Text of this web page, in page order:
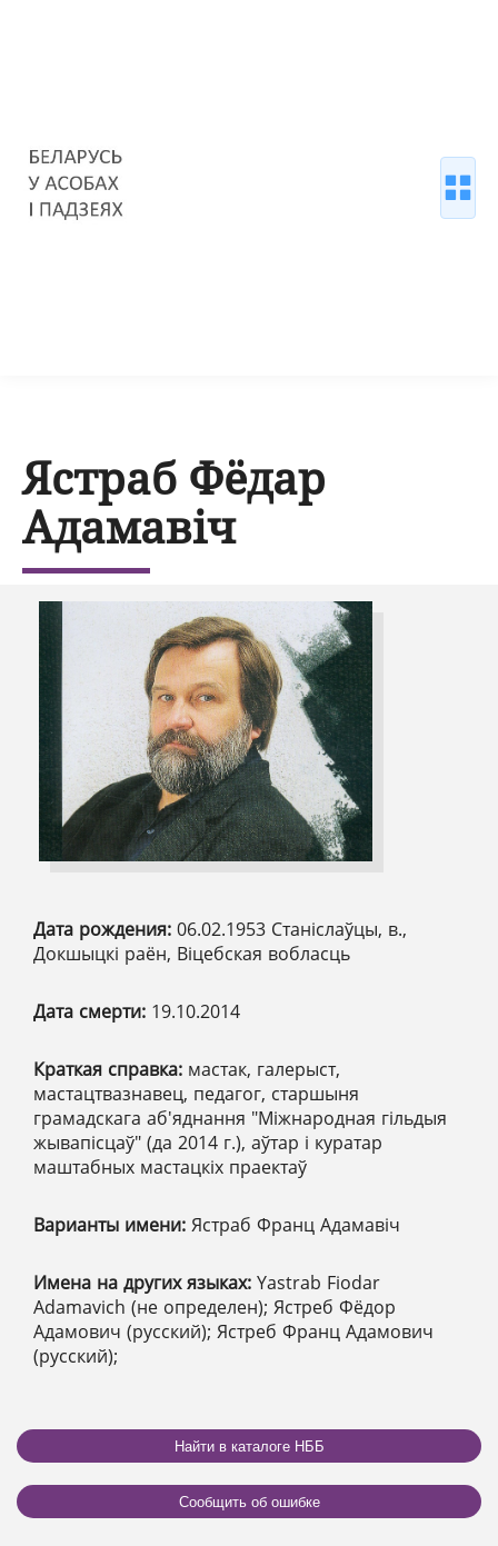
Ястраб Фёдар
Адамавіч
Дата рождения: 06.02.1953 Станіслаўцы, в.,
Докшыцкі раён, Віцебская вобласць
Дата смерти: 19.10.2014
Краткая справка: мастак, галерыст,
мастацтвазнавец, педагог, старшыня
грамадскага аб'яднання "Міжнародная гільдыя
жывапісцаў" (да 2014 г.), аўтар і куратар
маштабных мастацкіх праектаў
Варианты имени: Ястраб Франц Адамавіч
Имена на других языках: Yastrab Fiodar
Adamavich (не определен); Ястреб Фёдор
Адамович (русский); Ястреб Франц Адамович
(русский);
Найти в каталоге НББ
Сообщить об ошибке